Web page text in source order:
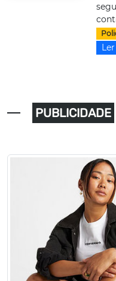
PUBLICIDADE